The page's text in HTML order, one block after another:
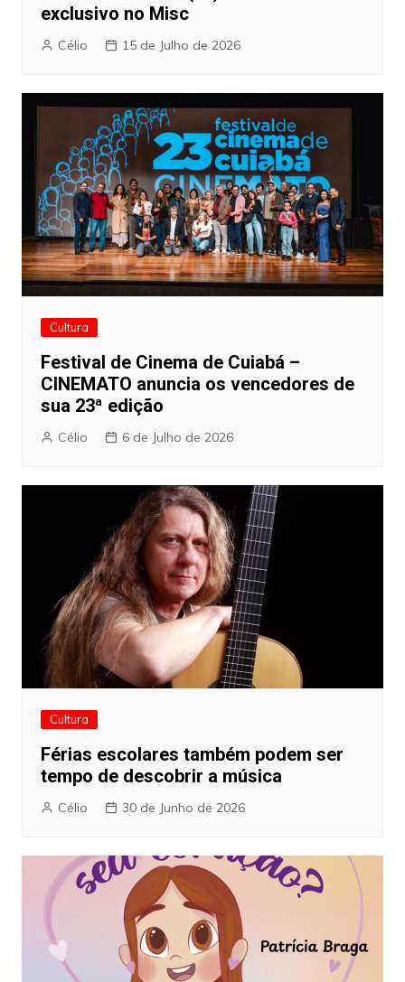
exclusivo no Misc
Célio 15 de Julho de 2026
Cultura
Festival de Cinema de Cuiabá –
CINEMATO anuncia os vencedores de
sua 23ª edição
Célio 6 de Julho de 2026
Cultura
Férias escolares também podem ser
tempo de descobrir a música
Célio 30 de Junho de 2026